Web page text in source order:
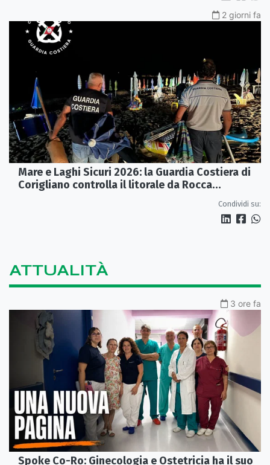
2 giorni fa
Mare e Laghi Sicuri 2026: la Guardia Costiera di
Corigliano controlla il litorale da Rocca
Condividi su:
ATTUALITÀ
3 ore fa
Spoke Co-Ro: Ginecologia e Ostetricia ha il suo